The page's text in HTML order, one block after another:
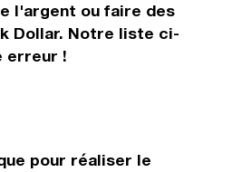
l'argent ou faire des
Dollar. Notre liste ci-
erreur !
pour réaliser le